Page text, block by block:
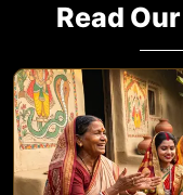
Read